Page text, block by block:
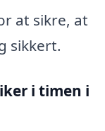
at sikre, at
sikkert.
i timen i